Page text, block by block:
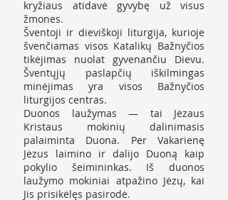
kryžiaus atidavė gyvybę už visus
žmones.
Šventoji ir dieviškoji liturgija, kurioje
švenčiamas visos Katalikų Bažnyčios
tikėjimas nuolat gyvenančiu Dievu.
Šventųjų paslapčių iškilmingas
minėjimas yra visos Bažnyčios
liturgijos centras.
Duonos laužymas — tai Jėzaus
Kristaus mokinių dalinimasis
palaiminta Duona. Per Vakarienę
Jėzus laimino ir dalijo Duoną kaip
pokylio šeimininkas. Iš duonos
laužymo mokiniai atpažino Jėzų, kai
Jis prisikėlęs pasirodė.